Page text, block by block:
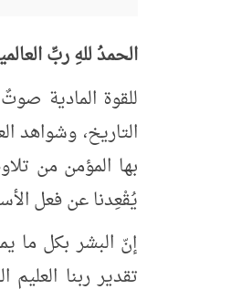
الحمدُ للهِ ربِّ
للقوة المادية
التاريخ، وشواهد
بها المؤمن من
يُقْعِدنا عن فعل
إنّ البشر بكل ما
تقدير ربنا